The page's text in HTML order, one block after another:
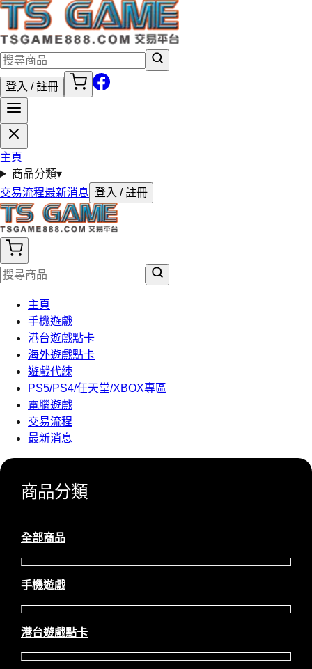
登入 / 註冊
主頁
商品分類▾
交易流程最新消息 登入 / 註冊
主頁
手機遊戲
港台遊戲點卡
海外遊戲點卡
遊戲代練
PS5/PS4/任天堂/XBOX專區
電腦遊戲
交易流程
最新消息
商品分類
全部商品
手機遊戲
港台遊戲點卡